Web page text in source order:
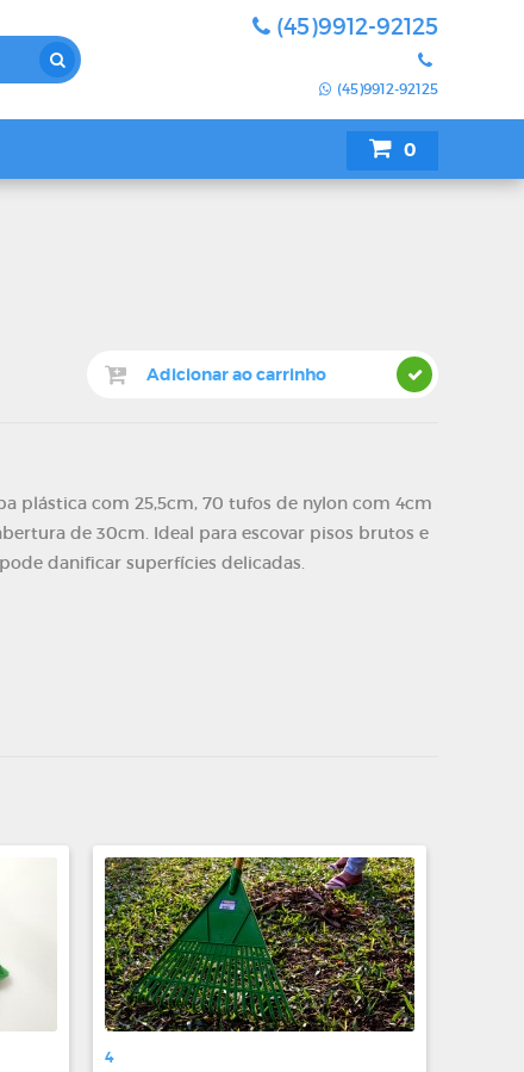
(45)9912-92125
(45)9912-92125
0
plástica com 25,5cm, 70 tufos de nylon com 4cm
de 30cm. Ideal para escovar pisos brutos e
danificar superfícies delicadas.
4